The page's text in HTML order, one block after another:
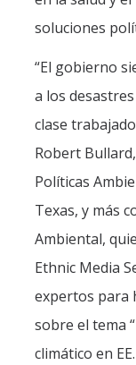
Purchasing
Reservations
Pre-Award
Post-Award
Membership
Funding
soluciones
“El gobierno
a los
clase
Robert
Políticas
Texas, y más
Ambiental,
Ethnic Media
expertos para
sobre el tema
climático en